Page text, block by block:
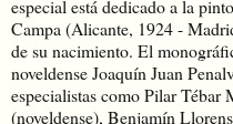
especial está dedicado a la
Campa (Alicante, 1924 -
de su nacimiento. El
noveldense Joaquín Juan
especialistas como Pilar
(noveldense), Benjamín